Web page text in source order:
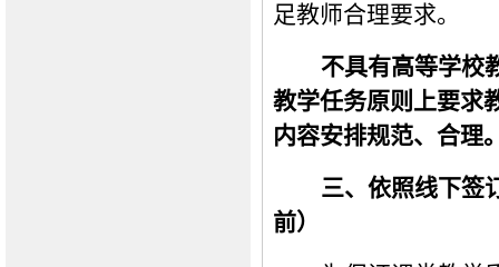
足教师合理要求。
不具有高等学校
教学任务原则上要求
内容安排规范、合理
三、依照线下签
前）